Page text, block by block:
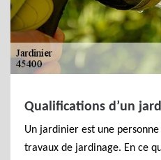
Qualifications d’un
Un jardinier est une
travaux de jardinage. En ce